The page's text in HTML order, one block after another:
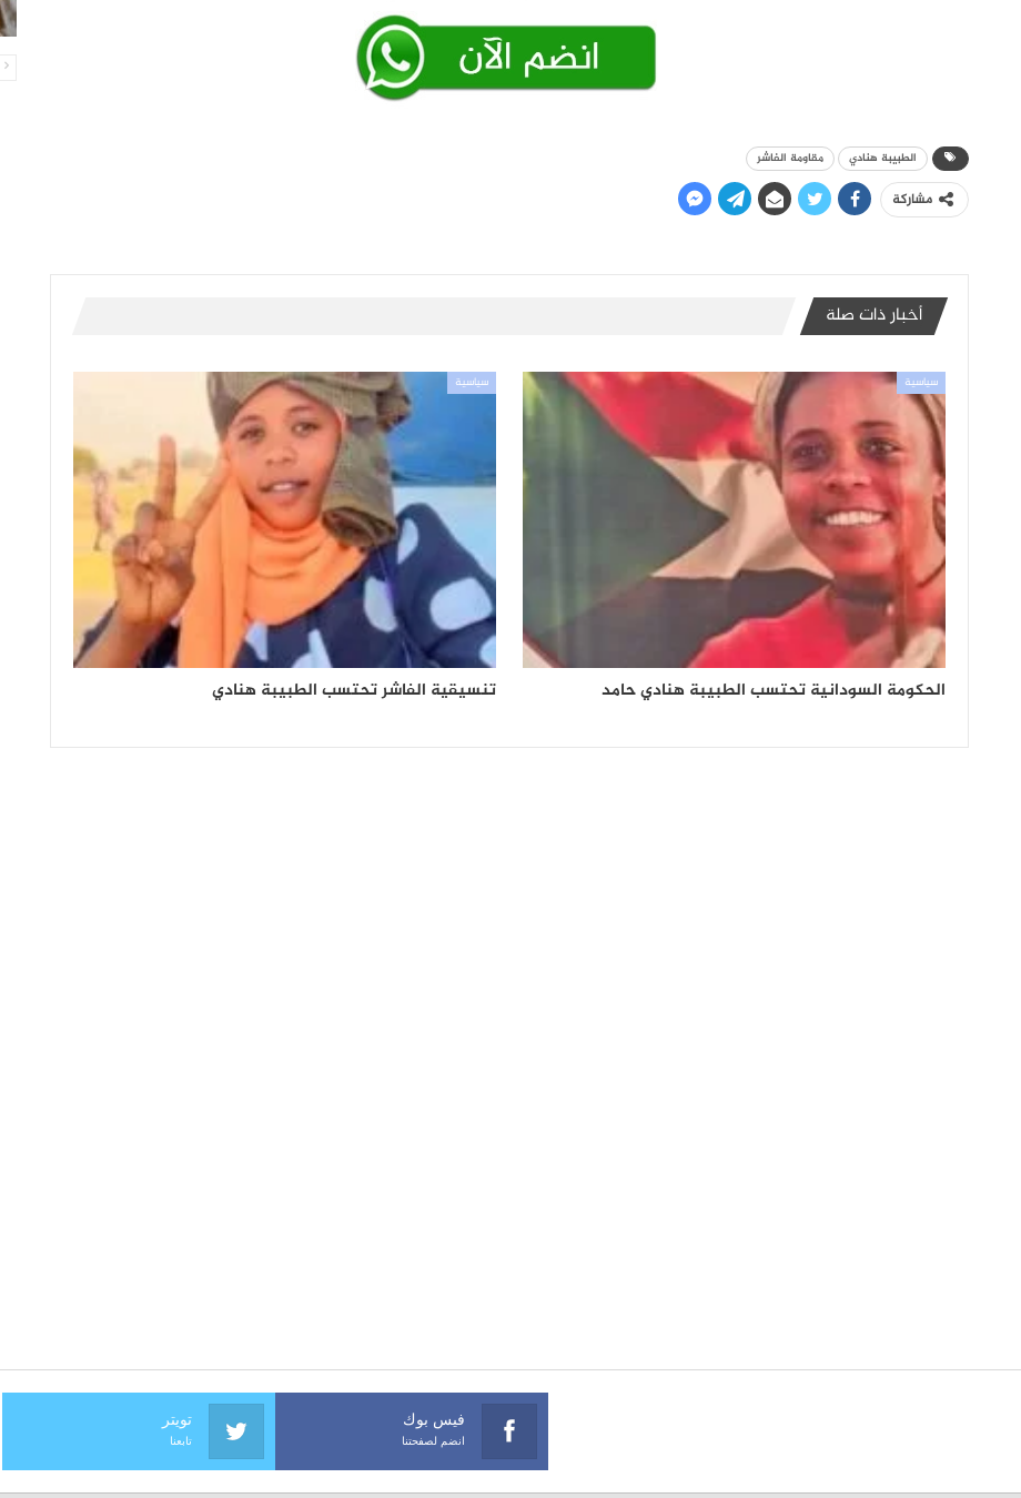
الطبيبة هنادي مقاومة الفاشر
مشاركة
أخبار ذات صلة
سياسية
الحكومة السودانية تحتسب الطبيبة هنادي حامد
سياسية
تنسيقية الفاشر تحتسب الطبيبة هنادي
فيس بوك
انضم لصفحتنا
تويتر
تابعنا